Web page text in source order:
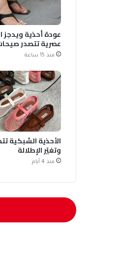
عودة أحذية ويدجز
عصرية تتصدر
منذ 15 ساعة
وتغيّر الإطلالة
منذ 4 أيام